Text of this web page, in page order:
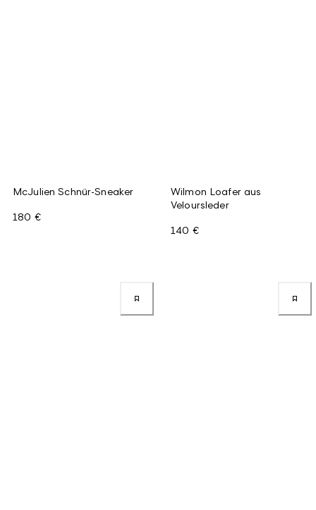
McJulien Schnür-Sneaker
180 €
Wilmon Loafer aus
Veloursleder
140 €